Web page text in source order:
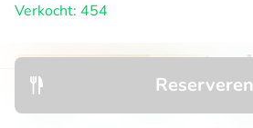
Reserveren
Verkocht: 454